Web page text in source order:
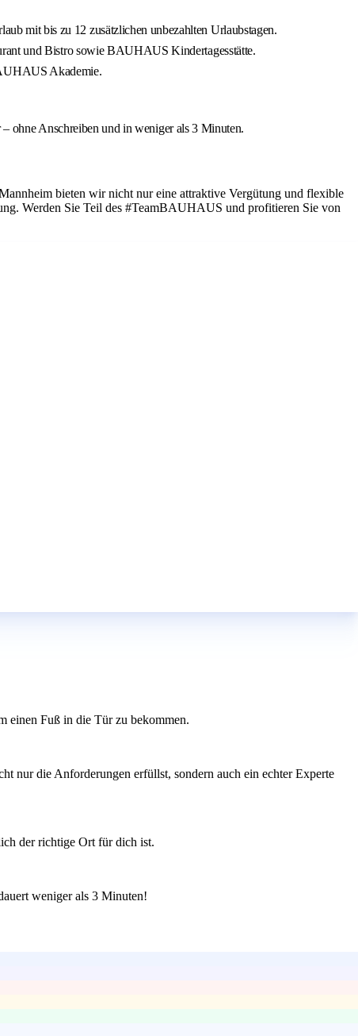
mit bis zu 12 zusätzlichen unbezahlten Urlaubstagen.
und Bistro sowie BAUHAUS Kindertagesstätte.
Akademie.
ohne Anschreiben und in weniger als 3 Minuten.
bieten wir nicht nur eine attraktive Vergütung und flexible
Werden Sie Teil des #TeamBAUHAUS und profitieren Sie von
einen Fuß in die Tür zu bekommen.
nur die Anforderungen erfüllst, sondern auch ein echter Experte
der richtige Ort für dich ist.
weniger als 3 Minuten!